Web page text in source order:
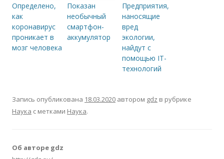
Определено,
как
коронавирус
проникает в
мозг человека
Показан
необычный
смартфон-
аккумулятор
Предприятия,
наносящие
вред
экологии,
найдут с
помощью IT-
технологий
Запись опубликована 18.03.2020 автором gdz в рубрике
Наука с метками Наука.
Об авторе gdz